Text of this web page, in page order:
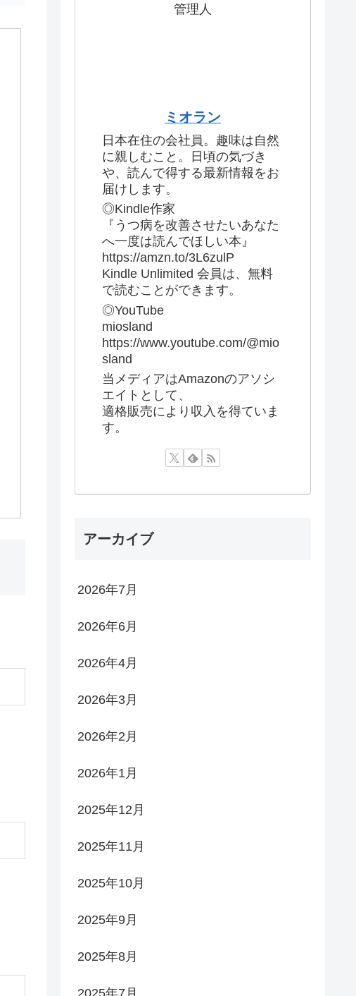
管理人
ミオラン
日本在住の会社員。趣味は自然
に親しむこと。日頃の気づき
や、読んで得する最新情報をお
届けします。
◎Kindle作家
『うつ病を改善させたいあなた
へ一度は読んでほしい本』
https://amzn.to/3L6zulP
Kindle Unlimited 会員は、無料
で読むことができます。
◎YouTube
miosland
https://www.youtube.com/@mio
sland
当メディアはAmazonのアソシ
エイトとして、
適格販売により収入を得ていま
す。
アーカイブ
2026年7月
2026年6月
2026年4月
2026年3月
2026年2月
2026年1月
2025年12月
2025年11月
2025年10月
2025年9月
2025年8月
2025年7月